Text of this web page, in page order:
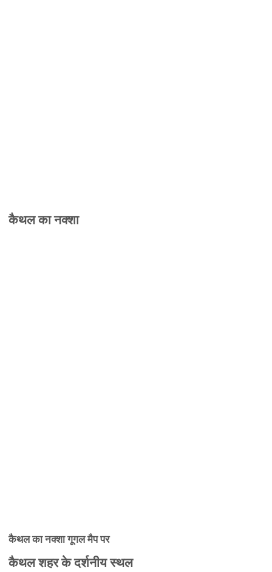
कैथल का नक्शा
कैथल का नक्शा गूगल मैप पर
कैथल शहर के दर्शनीय स्थल